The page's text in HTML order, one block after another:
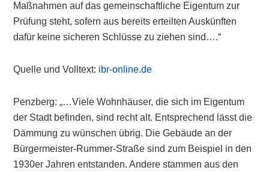
Maßnahmen auf das gemeinschaftliche Eigentum zur
Prüfung steht, sofern aus bereits erteilten Auskünften
dafür keine sicheren Schlüsse zu ziehen sind….“
Quelle und Volltext: ibr-online.de
Penzberg: „…Viele Wohnhäuser, die sich im Eigentum
der Stadt befinden, sind recht alt. Entsprechend lässt die
Dämmung zu wünschen übrig. Die Gebäude an der
Bürgermeister-Rummer-Straße sind zum Beispiel in den
1930er Jahren entstanden. Andere stammen aus den